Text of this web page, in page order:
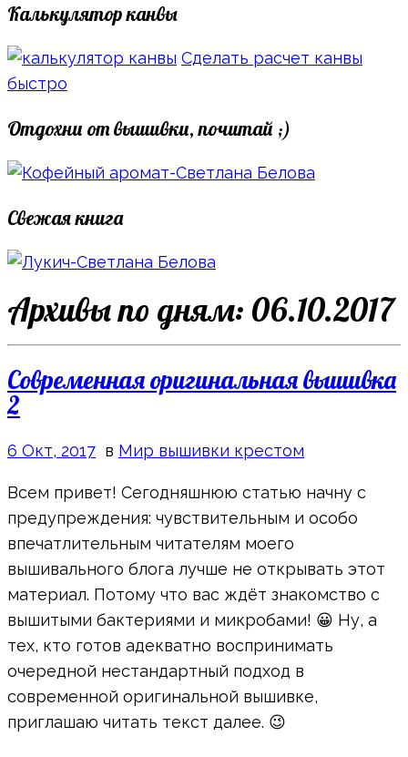
Калькулятор канвы
Сделать расчет канвы
быстро
Отдохни от вышивки, почитай ;)
Свежая книга
Архивы по дням: 06.10.2017
Современная оригинальная вышивка
2
6 Окт, 2017 в Мир вышивки крестом
Всем привет! Сегодняшнюю статью начну с
предупреждения: чувствительным и особо
впечатлительным читателям моего
вышивального блога лучше не открывать этот
материал. Потому что вас ждёт знакомство с
вышитыми бактериями и микробами! 😀 Ну, а
тех, кто готов адекватно воспринимать
очередной нестандартный подход в
современной оригинальной вышивке,
приглашаю читать текст далее. 😉